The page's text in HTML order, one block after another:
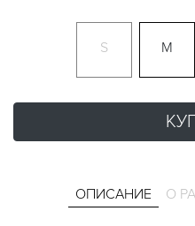
S M
ОПИСАНИЕ О